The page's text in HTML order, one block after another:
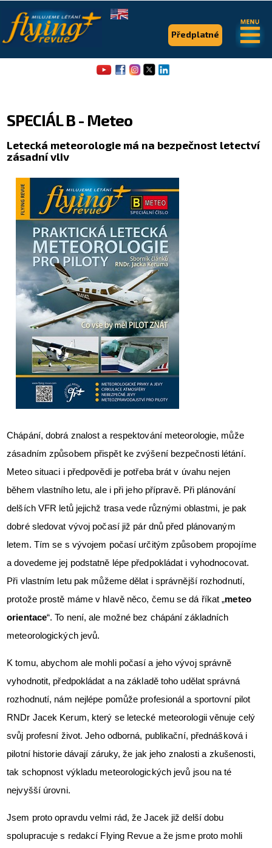
SPECIÁL B - Meteo
Letecká meteorologie má na bezpečnost letectví
zásadní vliv
Chápání, dobrá znalost a respektování meteorologie, může
zásadním způsobem přispět ke zvýšení bezpečnosti létání.
Meteo situaci i předpovědi je potřeba brát v úvahu nejen
během vlastního letu, ale i při jeho přípravě. Při plánování
delších VFR letů jejichž trasa vede různými oblastmi, je pak
dobré sledovat vývoj počasí již pár dnů před plánovaným
letem. Tím se s vývojem počasí určitým způsobem propojíme
a dovedeme jej podstatně lépe předpokládat i vyhodnocovat.
Při vlastním letu pak můžeme dělat i správnější rozhodnutí,
protože prostě máme v hlavě něco, čemu se dá říkat „meteo
orientace“. To není, ale možné bez chápání základních
meteorologických jevů.
K tomu, abychom ale mohli počasí a jeho vývoj správně
vyhodnotit, předpokládat a na základě toho udělat správná
rozhodnutí, nám nejlépe pomůže profesionál a sportovní pilot
RNDr Jacek Kerum, který se letecké meteorologii věnuje celý
svůj profesní život. Jeho odborná, publikační, přednášková i
pilotní historie dávají záruky, že jak jeho znalosti a zkušenosti,
tak schopnost výkladu meteorologických jevů jsou na té
nejvyšší úrovni.
Jsem proto opravdu velmi rád, že Jacek již delší dobu
spolupracuje s redakcí Flying Revue a že jsme proto mohli
Předplatné
.
Články
Expedice
Pro piloty
Série & speciály
Letecká videa
Aktuální FR + archiv
Letecká muzea
VFR Communication app
The SAFE Guide app
Nabídky práce v letectví
Inzerujte s námi
E-SHOP